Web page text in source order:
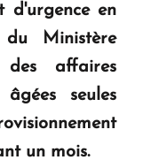
et d'avenir
d'urgence en
Ministère
affaires
seules
un mois.